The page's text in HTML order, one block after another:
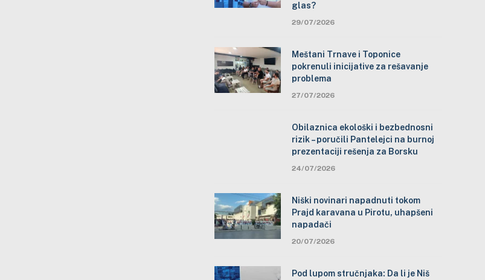
glas?
29/07/2026
Meštani Trnave i Toponice
pokrenuli inicijative za rešavanje
problema
27/07/2026
Obilaznica ekološki i bezbednosni
rizik – poručili Pantelejci na burnoj
prezentaciji rešenja za Borsku
24/07/2026
Niški novinari napadnuti tokom
Prajd karavana u Pirotu, uhapšeni
napadači
20/07/2026
Pod lupom stručnjaka: Da li je Niš